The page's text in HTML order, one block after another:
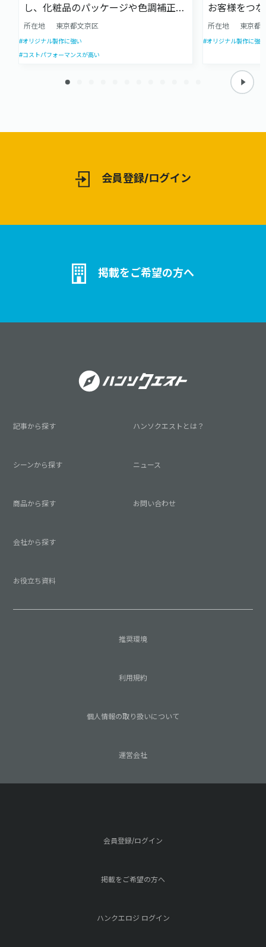
し、化粧品のパッケージや色調補正を
伴う案件に強い企業です。企画立案か
らデザイン、製版、印刷加工までをワ
ンストップで対応します。
所在地 東京都文京区
#オリジナル製作に強い
#コストパフォーマンスが高い
お客様をつ
企業理念の
事業を続け
として、最
に提供して
所在地 東京都
#オリジナル製作に強い
会員登録/ログイン
掲載をご希望の方へ
記事から探す
シーンから探す
商品から探す
会社から探す
お役立ち資料
ハンソクエストとは？
ニュース
お問い合わせ
推奨環境
利用規約
個人情報の取り扱いについて
運営会社
会員登録/ログイン
掲載をご希望の方へ
ハンクエロジ ログイン